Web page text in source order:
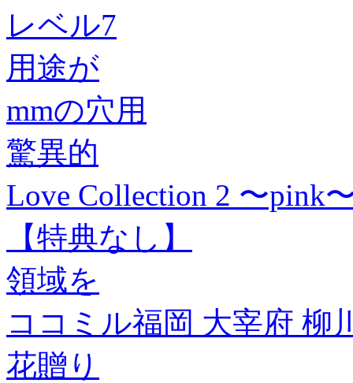
レベル7
用途が
mmの穴用
驚異的
Love Collection 2 〜pink
【特典なし】
領域を
ココミル福岡 大宰府 柳
花贈り